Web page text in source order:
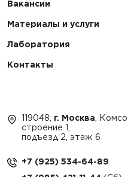
Вакансии
Материалы и услуги
Лаборатория
Контакты
119048, г. Москва ,
строение 1,
подъезд 2, этаж 6
+7 (925) 534-64-89